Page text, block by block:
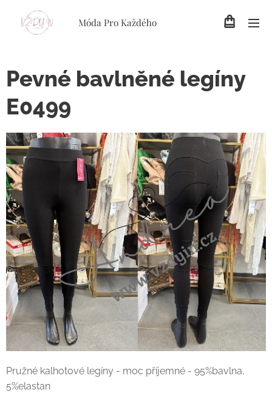
Móda Pro Každého
Pevné bavlněné legíny
E0499
Pružné kalhotové legíny - moc příjemné - 95%bavlna,
5%elastan